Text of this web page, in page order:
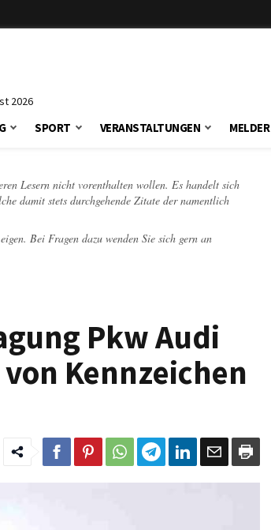
2026
SPORT VERANSTALTUNGEN MELDER
Lesern nicht vorenthalten wollen. Es handelt sich
damit stets durchgehende Zitate der namentlich
Bei Fragen dazu wenden Sie sich gern an
Pkw Audi
Kennzeichen